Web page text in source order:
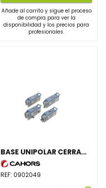
Añade al carrito y sigue el proceso
de compra para ver la
disponibilidad y los precios para
profesionales.
BASE UNIPOLAR CERRADA NH-2 CAJA GENERAL DE PROTECCIÓN 14 400A
REF:0902049